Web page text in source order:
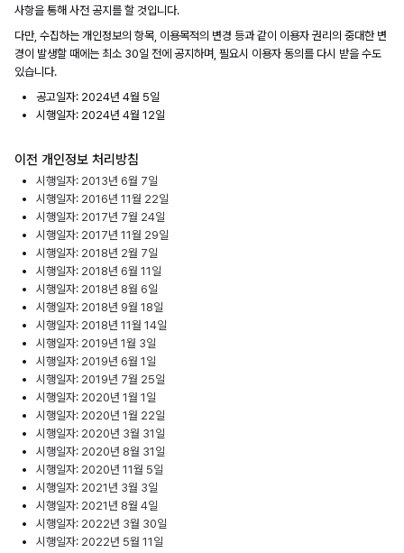
사항을 통해 사전 공지를 할 것입니다.
다만, 수집하는 개인정보의 항목, 이용목적의 변경 등과 같이 이용자 권리의 중대한 변
경이 발생할 때에는 최소 30일 전에 공지하며, 필요시 이용자 동의를 다시 받을 수도
있습니다.
공고일자: 2024년 4월 5일
시행일자: 2024년 4월 12일
이전 개인정보 처리방침
시행일자: 2013년 6월 7일
시행일자: 2016년 11월 22일
시행일자: 2017년 7월 24일
시행일자: 2017년 11월 29일
시행일자: 2018년 2월 7일
시행일자: 2018년 6월 11일
시행일자: 2018년 8월 6일
시행일자: 2018년 9월 18일
시행일자: 2018년 11월 14일
시행일자: 2019년 1월 3일
시행일자: 2019년 6월 1일
시행일자: 2019년 7월 25일
시행일자: 2020년 1월 1일
시행일자: 2020년 1월 22일
시행일자: 2020년 3월 31일
시행일자: 2020년 8월 31일
시행일자: 2020년 11월 5일
시행일자: 2021년 3월 3일
시행일자: 2021년 8월 4일
시행일자: 2022년 3월 30일
시행일자: 2022년 5월 11일